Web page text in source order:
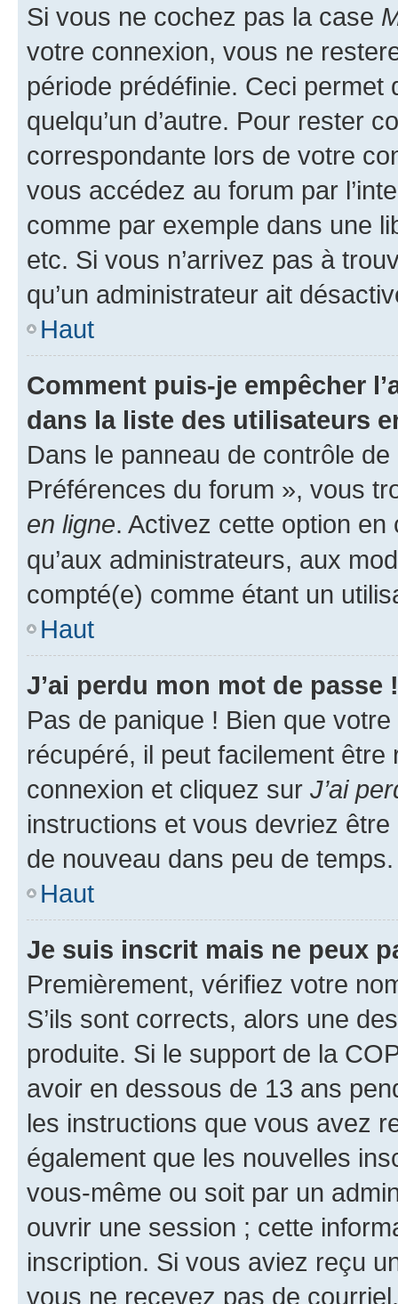
Si vous ne cochez pas la case
votre connexion, vous ne
période prédéfinie. Ceci permet
quelqu’un d’autre. Pour rester
correspondante lors de votre
vous accédez au forum par
comme par exemple dans une
etc. Si vous n’arrivez pas à
qu’un administrateur ait
Haut
Comment puis-je empêcher
dans la liste des utilisateurs
Dans le panneau de contrôle
Préférences du forum », vous
en ligne. Activez cette option
qu’aux administrateurs, aux
compté(e) comme étant un
Haut
J’ai perdu mon mot de passe !
Pas de panique ! Bien que
récupéré, il peut facilement
connexion et cliquez sur J’ai
instructions et vous devriez
de nouveau dans peu de temps.
Haut
Je suis inscrit mais ne peux
Premièrement, vérifiez votre
S’ils sont corrects, alors une
produite. Si le support de la
avoir en dessous de 13 ans
les instructions que vous avez
également que les nouvelles
vous-même ou soit par un
ouvrir une session ; cette
inscription. Si vous aviez reçu
vous ne recevez pas de